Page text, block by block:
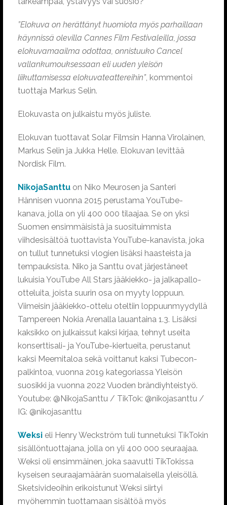
”Elokuva on herättänyt huomiota myös parhaillaan
käynnissä olevilla Cannes Film Festivaleilla, jossa
elokuvamaailma odottaa, onnistuuko Cancel
vallankumouksessaan eli uuden yleisön
liikuttamisessa elokuvateattereihin”, kommentoi
tuottaja Markus Selin.
Elokuvasta on julkaistu myös juliste.
Elokuvan tuottavat Solar Filmsin Hanna Virolainen,
Markus Selin ja Jukka Helle. Elokuvan levittää
Nordisk Film.
NikojaSanttu on Niko Meurosen ja Santeri
Hännisen vuonna 2015 perustama YouTube-
kanava, jolla on yli 400 000 tilaajaa. Se on yksi
Suomen ensimmäisistä ja suosituimmista
viihdesisältöä tuottavista YouTube-kanavista, joka
on tullut tunnetuksi vlogien lisäksi haasteista ja
tempauksista. Niko ja Santtu ovat järjestäneet
lukuisia YouTube All Stars jääkiekko- ja jalkapallo-
otteluita, joista suurin osa on myyty loppuun.
Viimeisin jääkiekko-ottelu oteltiin loppuunmyydyllä
Tampereen Nokia Arenalla lauantaina 1.3. Lisäksi
kaksikko on julkaissut kaksi kirjaa, tehnyt useita
konserttisali- ja YouTube-kiertueita, perustanut
kaksi Meemitaloa sekä voittanut kaksi Tubecon-
palkintoa, vuonna 2019 kategoriassa Yleisön
suosikki ja vuonna 2022 Vuoden brändiyhteistyö.
Youtube: @NikojaSanttu / TikTok: @nikojasanttu /
IG: @nikojasanttu
Weksi eli Henry Weckström tuli tunnetuksi TikTokin
sisällöntuottajana, jolla on yli 400 000 seuraajaa.
Weksi oli ensimmäinen, joka saavutti TikTokissa
kyseisen seuraajamäärän suomalaisella yleisöllä.
Sketsivideoihin erikoistunut Weksi siirtyi
myöhemmin tuottamaan sisältöä myös